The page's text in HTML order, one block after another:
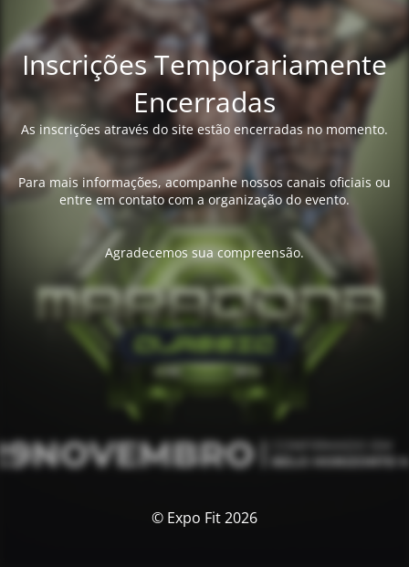
Inscrições Temporariamente
Encerradas
As inscrições através do site estão encerradas no momento.
Para mais informações, acompanhe nossos canais oficiais ou
entre em contato com a organização do evento.
Agradecemos sua compreensão.
© Expo Fit 2026